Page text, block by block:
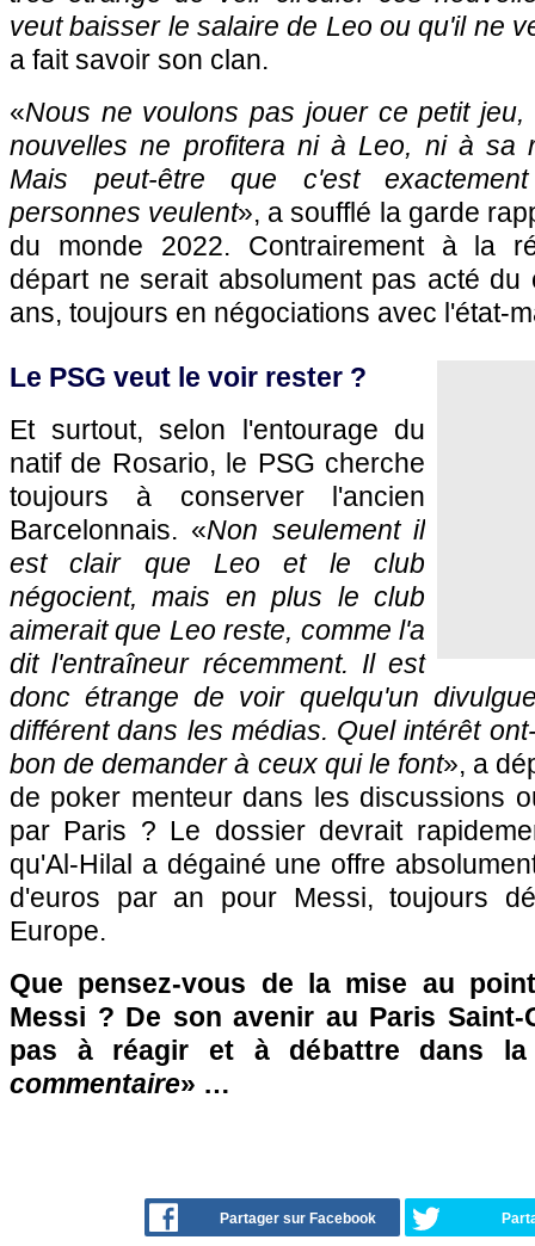
veut baisser le salaire de Leo ou qu'il ne
a fait savoir son clan.
«Nous ne voulons pas jouer ce petit
nouvelles ne profitera ni à Leo, ni à sa
Mais peut-être que c'est
personnes veulent», a soufflé la garde
du monde 2022. Contrairement à la
départ ne serait absolument pas acté
ans, toujours en négociations avec l'état-
Le PSG veut le voir rester ?
Et surtout, selon l'entourage du
natif de Rosario, le PSG cherche
toujours à conserver l'ancien
Barcelonnais. «Non seulement il
est clair que Leo et le club
négocient, mais en plus le club
aimerait que Leo reste, comme l'a
dit l'entraîneur récemment. Il est
donc étrange de voir quelqu'un
différent dans les médias. Quel intérêt
bon de demander à ceux qui le font», a
de poker menteur dans les discussions
par Paris ? Le dossier devrait
qu'Al-Hilal a dégainé une offre
d'euros par an pour Messi, toujours
Europe.
Que pensez-vous de la mise au
Messi ? De son avenir au Paris Saint-
pas à réagir et à débattre dans
commentaire» …
Partager sur Facebook